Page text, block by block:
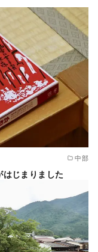
中部
はじまりました